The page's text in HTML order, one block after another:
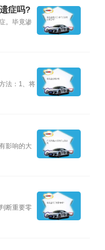
症吗?
。毕竟渗
法：1、将
影响的大
断重要零